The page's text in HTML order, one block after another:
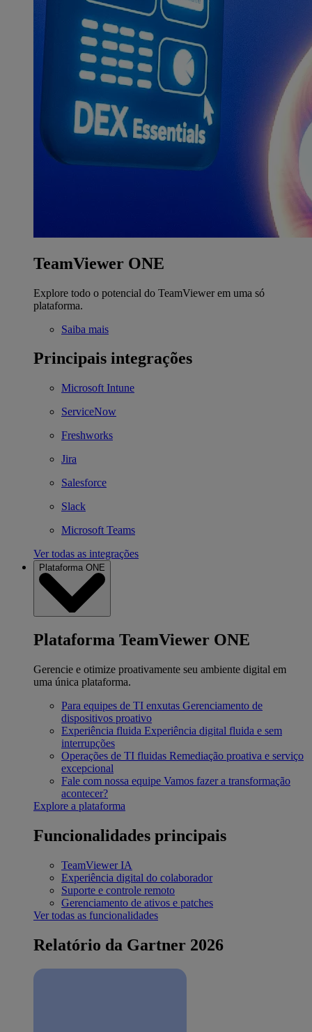
TeamViewer ONE
Explore todo o potencial do TeamViewer em uma só
plataforma.
Saiba mais
Principais integrações
Microsoft Intune
ServiceNow
Freshworks
Jira
Salesforce
Slack
Microsoft Teams
Ver todas as integrações
Plataforma ONE
Plataforma TeamViewer ONE
Gerencie e otimize proativamente seu ambiente digital em
uma única plataforma.
Para equipes de TI enxutas Gerenciamento de
dispositivos proativo
Experiência fluida Experiência digital fluida e sem
interrupções
Operações de TI fluidas Remediação proativa e serviço
excepcional
Fale com nossa equipe Vamos fazer a transformação
acontecer?
Explore a plataforma
Funcionalidades principais
TeamViewer IA
Experiência digital do colaborador
Suporte e controle remoto
Gerenciamento de ativos e patches
Ver todas as funcionalidades
Relatório da Gartner 2026